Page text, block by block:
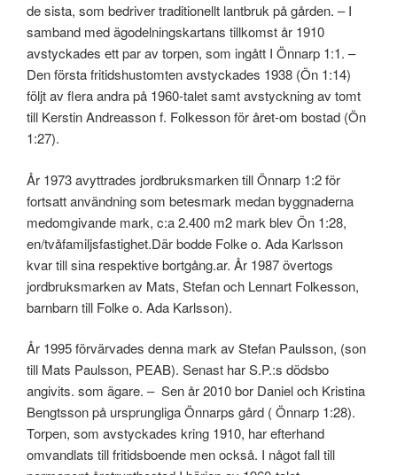
de sista, som bedriver traditionellt lantbruk på gården. – I
samband med ägodelningskartans tillkomst år 1910
avstyckades ett par av torpen, som ingått I Önnarp 1:1. –
Den första fritidshustomten avstyckades 1938 (Ön 1:14)
följt av flera andra på 1960-talet samt avstyckning av tomt
till Kerstin Andreasson f. Folkesson för året-om bostad (Ön
1:27).
År 1973 avyttrades jordbruksmarken till Önnarp 1:2 för
fortsatt användning som betesmark medan byggnaderna
medomgivande mark, c:a 2.400 m2 mark blev Ön 1:28,
en/tvåfamiljsfastighet.Där bodde Folke o. Ada Karlsson
kvar till sina respektive bortgång.ar. År 1987 övertogs
jordbruksmarken av Mats, Stefan och Lennart Folkesson,
barnbarn till Folke o. Ada Karlsson).
År 1995 förvärvades denna mark av Stefan Paulsson, (son
till Mats Paulsson, PEAB). Senast har S.P.:s dödsbo
angivits. som ägare. – Sen år 2010 bor Daniel och Kristina
Bengtsson på ursprungliga Önnarps gård ( Önnarp 1:28).
Torpen, som avstyckades kring 1910, har efterhand
omvandlats till fritidsboende men också. I något fall till